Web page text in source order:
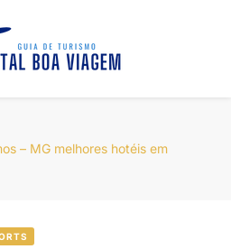
– MG melhores hotéis em